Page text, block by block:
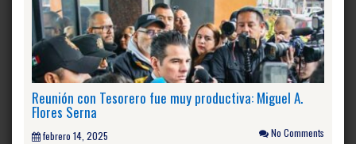
Reunión con Tesorero fue muy productiva: Miguel A.
Flores Serna
febrero 14, 2025 No Comments